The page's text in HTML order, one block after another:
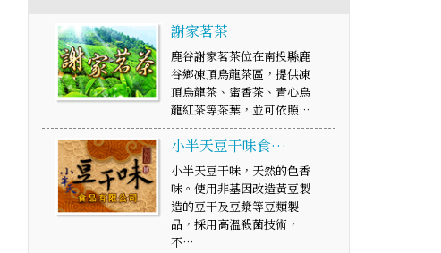
謝家茗茶
鹿谷謝家茗茶位在南投縣鹿
谷鄉凍頂烏龍茶區，提供凍
頂烏龍茶、蜜香茶、青心烏
龍紅茶等茶葉，並可依照…
小半天豆干味食…
小半天豆干味，天然的色香
味。使用非基因改造黃豆製
造的豆干及豆漿等豆類製
品，採用高溫殺菌技術，
不…